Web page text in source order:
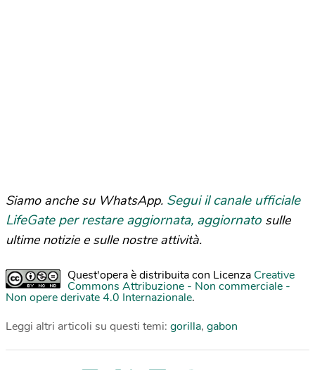
Siamo anche su WhatsApp. Segui il canale ufficiale
LifeGate per restare aggiornata, aggiornato sulle
ultime notizie e sulle nostre attività.
Quest'opera è distribuita con Licenza Creative
Commons Attribuzione - Non commerciale -
Non opere derivate 4.0 Internazionale.
Leggi altri articoli su questi temi: gorilla, gabon